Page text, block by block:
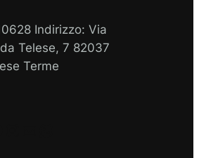
Indirizzo: Via
Telese, 7 82037
Terme